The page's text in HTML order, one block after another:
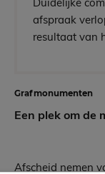
afspraak
resultaat van
Grafmonumenten
Een plek om de
Afscheid nemen